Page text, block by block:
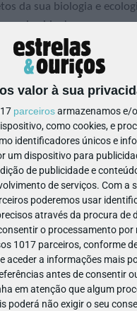
valor à sua
parceirosarmazenamos e/
como cookies, e
identificadores únicos e
um dispositivo para
de publicidade e
de serviços. Com a
poderemos usar
através da procura de
o processamento por
1017 parceiros, conforme
aceder a informações mais
antes de consentir
em atenção que algum
poderá não exigir o seu
da sua biologia e
conhecidos!
as florestas equatoriais
Democrática do Congo
suave e
lhe ajuda a repelir a
de chuva intensa!
acreditou-se que
dos cavalos e das zebras
vieram confirmar que
como orelhas grandes e
presença de pequenas